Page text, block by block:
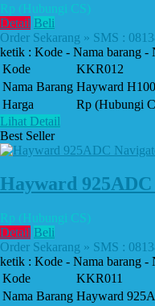
Rp (Hubungi CS)
Detail Beli
Order Sekarang » SMS :
ketik : Kode - Nama barang -
Kode
KKR012
Nama Barang Hayward
Harga
Rp (Hubungi
Lihat Detail
Best Seller
Hayward
Rp (Hubungi CS)
Detail Beli
Order Sekarang » SMS :
ketik : Kode - Nama barang -
Kode
KKR011
Nama Barang Hayward